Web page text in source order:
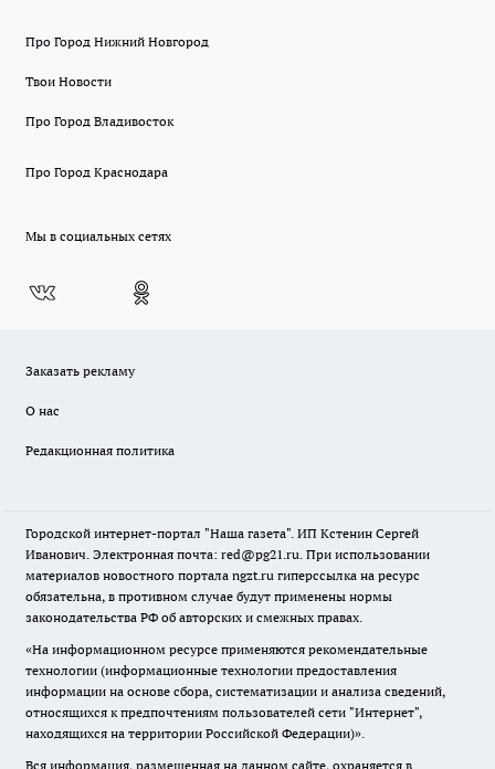
Про Город Нижний Новгород
Твои Новости
Про Город Владивосток
Про Город Краснодара
Мы в социальных сетях
Заказать рекламу
О нас
Редакционная политика
Городской интернет-портал "Наша газета". ИП Кстенин Сергей
Иванович. Электронная почта: red@pg21.ru. При использовании
материалов новостного портала ngzt.ru гиперссылка на ресурс
обязательна, в противном случае будут применены нормы
законодательства РФ об авторских и смежных правах.
«На информационном ресурсе применяются рекомендательные
технологии (информационные технологии предоставления
информации на основе сбора, систематизации и анализа сведений,
относящихся к предпочтениям пользователей сети "Интернет",
находящихся на территории Российской Федерации)».
Вся информация, размещенная на данном сайте, охраняется в